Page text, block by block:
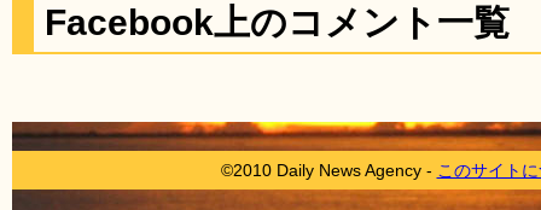
Facebook上のコメント一覧
©2010 Daily News Agency - このサイト